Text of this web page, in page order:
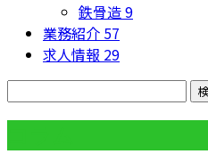
鉄骨造9
業務紹介 57
求人情報 29